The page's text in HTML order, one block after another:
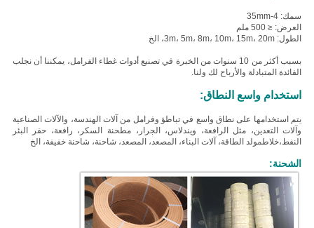
سمك: 4-35mm
العرض: ≤ 500 ملم
الطول: 3m، 5m، 8m، 10m، 15m، 20m، الخ
بسبب أكثر من 10 سنوات من الخبرة في تصنيع أدوات غطاء الفرامل، يمكننا أن نجلب
الفائدة المتبادلة والأرباح لك ولنا.
استخدام واسع النطاق:
يتم استخدامها على نطاق واسع في تباطؤ وفرامل من آلات الهندسة، والآلات الصناعية
وآلات التعدين، مثل الرافعة، ويندلاس، الجرار، مطحنة السكر، رافعة، حفر البئر
النفط،خلاطمولد الطاقة، آلات البناء، المصعد، المصعد، شاحنة، شاحنة خفيفة، الخ
الشحنة: